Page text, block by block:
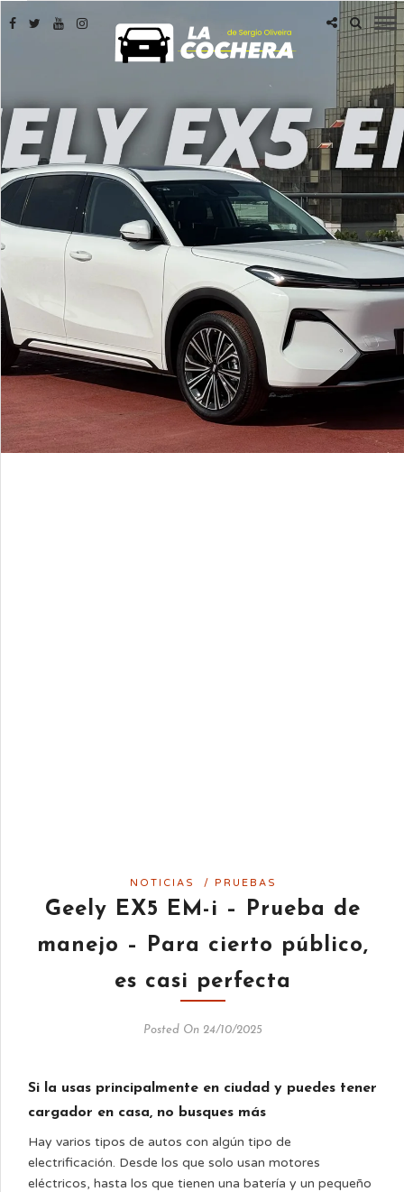
NOTICIAS / PRUEBAS
Geely EX5 EM-i – Prueba de
manejo – Para cierto público,
es casi perfecta
Posted On 24/10/2025
Si la usas principalmente en ciudad y puedes tener
cargador en casa, no busques más
Hay varios tipos de autos con algún tipo de
electrificación. Desde los que solo usan motores
eléctricos, hasta los que tienen una batería y un pequeño